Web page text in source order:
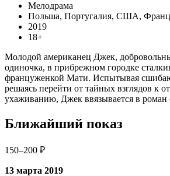
Мелодрама
Польша, Португалия, США,
2019
18+
Молодой американец Джек,
одиночка, в прибрежном городке
француженкой Мати. Испытывая
решаясь перейти от тайных взглядов к
ухаживанию, Джек ввязывается в
Ближайший показ
150–200 ₽
13 марта 2019